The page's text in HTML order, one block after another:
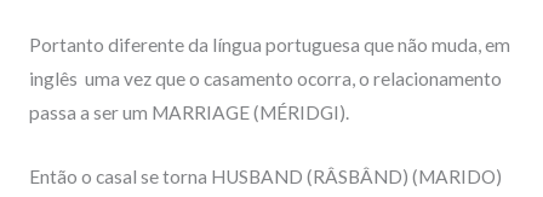
Portanto diferente da língua portuguesa que não muda, em
inglês uma vez que o casamento ocorra, o relacionamento
passa a ser um MARRIAGE (MÉRIDGI).
Então o casal se torna HUSBAND (RÂSBÂND) (MARIDO)